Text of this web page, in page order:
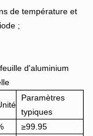
de température et
;
d'aluminium
Paramètres
typiques
≥99.95